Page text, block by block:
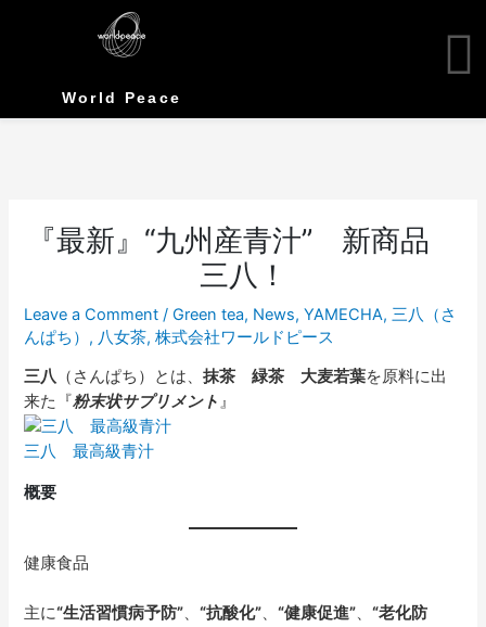
World Peace
『最新』“九州産青汁” 新商品
三八！
Leave a Comment /Green tea, News,YAMECHA,三八（さ
んぱち） , 八女茶,株式会社ワールドピース
三八 （さんぱち）とは、抹茶 緑茶 大麦若葉を原料に出
来た『粉末状サプリメント 』
三八 最高級青汁
概要
健康食品
主に“生活習慣病予防”、“抗酸化”、“健康促進”、“老化防